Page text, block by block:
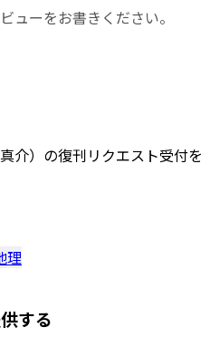
ューをお書きください。
介）の復刊リクエスト受付を
理
する